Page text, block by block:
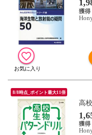
8/8時点_ポイント最大11倍
高